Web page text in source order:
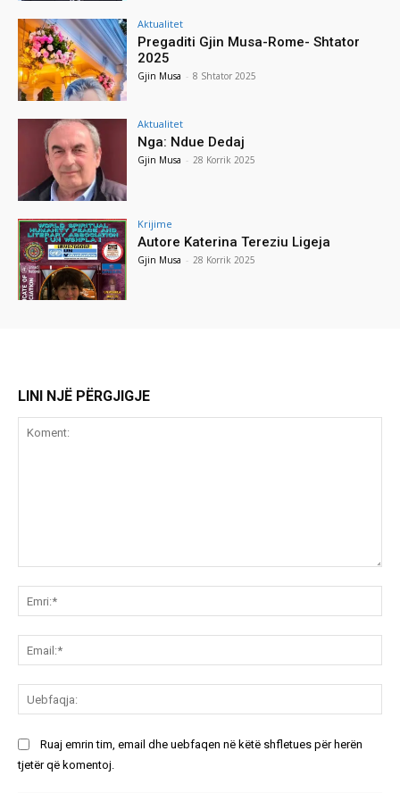
Aktualitet
Pregaditi Gjin Musa-Rome- Shtator
2025
Gjin Musa - 8 Shtator 2025
Aktualitet
Nga: Ndue Dedaj
Gjin Musa - 28 Korrik 2025
Krijime
Autore Katerina Tereziu Ligeja
Gjin Musa - 28 Korrik 2025
LINI NJË PËRGJIGJE
Ruaj emrin tim, email dhe uebfaqen në këtë shfletues për herën
tjetër që komentoj.